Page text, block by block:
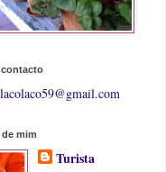
contacto
mim
Turista